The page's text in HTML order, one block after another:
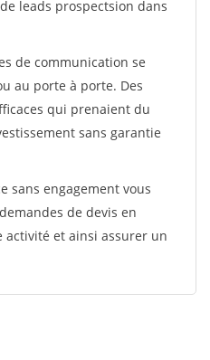
leads prospectsion dans
de communication se
au porte à porte. Des
qui prenaient du
sans garantie
sans engagement vous
de devis en
activité et ainsi assurer un